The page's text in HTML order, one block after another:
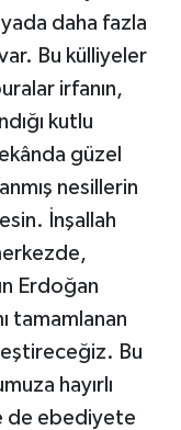
daha fazla
Bu külliyeler
irfanın,
kutlu
güzel
nesillerin
İnşallah
Erdoğan
tamamlanan
Bu
hayırlı
de ebediyete